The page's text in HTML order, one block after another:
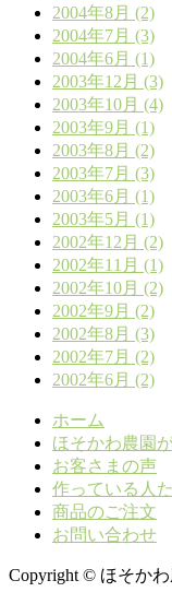
2004年8月 (2)
2004年7月 (3)
2004年6月 (1)
2003年12月 (3)
2003年10月 (4)
2003年9月 (1)
2003年8月 (2)
2003年7月 (3)
2003年6月 (1)
2003年5月 (1)
2002年12月 (2)
2002年11月 (1)
2002年10月 (2)
2002年9月 (2)
2002年8月 (3)
2002年7月 (2)
2002年6月 (2)
ホーム
ほそかわ農園
お客さまの声
作っている人
商品のご注文
お問い合わせ
Copyright © ほそかわ